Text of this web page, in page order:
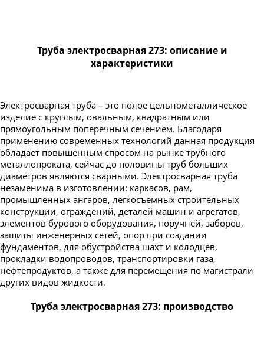
Труба электросварная 273: описание и
характеристики
Электросварная труба – это полое цельнометаллическое
изделие с круглым, овальным, квадратным или
прямоугольным поперечным сечением. Благодаря
применению современных технологий данная продукция
обладает повышенным спросом на рынке трубного
металлопроката, сейчас до половины труб больших
диаметров являются сварными. Электросварная труба
незаменима в изготовлении: каркасов, рам,
промышленных ангаров, легкосъемных строительных
конструкции, ограждений, деталей машин и агрегатов,
элементов бурового оборудования, поручней, заборов,
защиты инженерных сетей, опор при создании
фундаментов, для обустройства шахт и колодцев,
прокладки водопроводов, транспортировки газа,
нефтепродуктов, а также для перемещения по магистрали
других видов жидкости.
Труба электросварная 273: производство